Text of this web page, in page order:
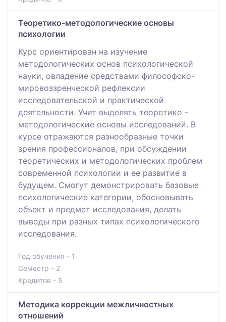
Теоретико-методологические основы
психологии
Курс ориентирован на изучение
методологических основ психологической
науки, овладение средствами философско-
мировоззренческой рефлексии
исследовательской и практической
деятельности. Учит выделять теоретико -
методологические основы исследований. В
курсе отражаются разнообразные точки
зрения профессионалов, при обсуждении
теоретических и методологических проблем
современной психологии и ее развитие в
будущем. Смогут демонстрировать базовые
психологические категории, обосновывать
объект и предмет исследования, делать
выводы при разных типах психологического
исследования.
Год обучения - 1
Семестр - 2
Кредитов - 5
Методика коррекции межличностных
отношений